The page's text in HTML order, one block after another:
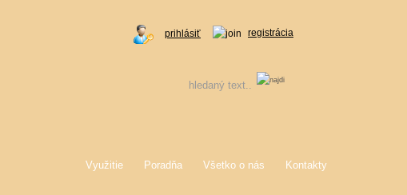
registrácia
prihlásiť
Kontakty
Všetko o nás
Poradňa
Využitie